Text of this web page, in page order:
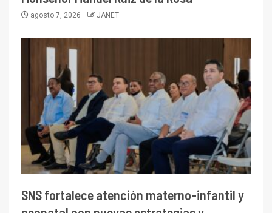
agosto 7, 2026 JANET
SNS fortalece atención materno-infantil y